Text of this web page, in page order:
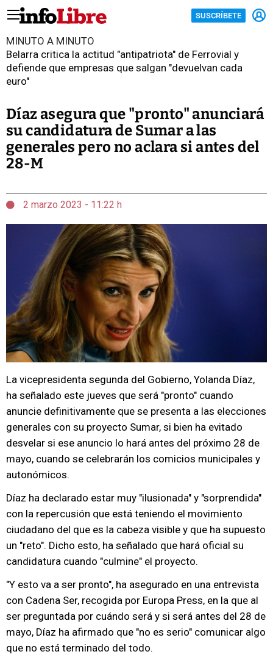
SUSCRÍBETE
MINUTO A MINUTO
Belarra critica la actitud "antipatriota" de Ferrovial y
defiende que empresas que salgan "devuelvan cada
euro"
Díaz asegura que "pronto" anunciará
su candidatura de Sumar a las
generales pero no aclara si antes del
28-M
2 marzo 2023 - 11:22 h
La vicepresidenta segunda del Gobierno, Yolanda Díaz,
ha señalado este jueves que será "pronto" cuando
anuncie definitivamente que se presenta a las elecciones
generales con su proyecto Sumar, si bien ha evitado
desvelar si ese anuncio lo hará antes del próximo 28 de
mayo, cuando se celebrarán los comicios municipales y
autonómicos.
Díaz ha declarado estar muy "ilusionada" y "sorprendida"
con la repercusión que está teniendo el movimiento
ciudadano del que es la cabeza visible y que ha supuesto
un "reto". Dicho esto, ha señalado que hará oficial su
candidatura cuando "culmine" el proyecto.
"Y esto va a ser pronto", ha asegurado en una entrevista
con Cadena Ser, recogida por Europa Press, en la que al
ser preguntada por cuándo será y si será antes del 28 de
mayo, Díaz ha afirmado que "no es serio" comunicar algo
que no está terminado del todo.